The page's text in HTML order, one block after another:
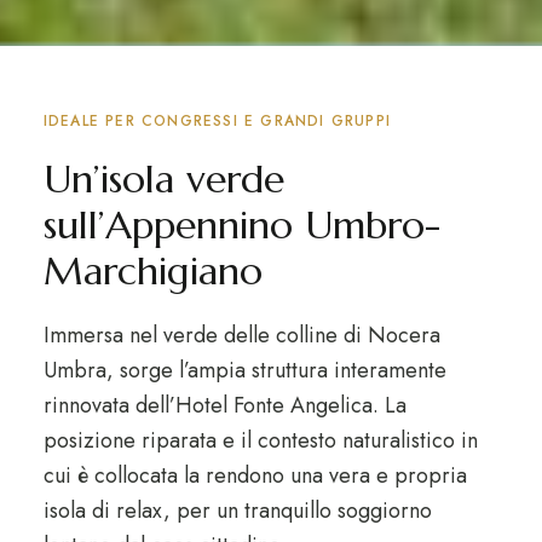
IDEALE PER CONGRESSI E GRANDI GRUPPI
Un’isola verde
sull’Appennino Umbro-
Marchigiano
Immersa nel verde delle colline di Nocera
Umbra, sorge l’ampia struttura interamente
rinnovata dell’Hotel Fonte Angelica. La
posizione riparata e il contesto naturalistico in
cui è collocata la rendono una vera e propria
isola di relax, per un tranquillo soggiorno